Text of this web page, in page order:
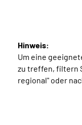
Hinweis:
Um eine
zu treffen, filtern
regional" oder